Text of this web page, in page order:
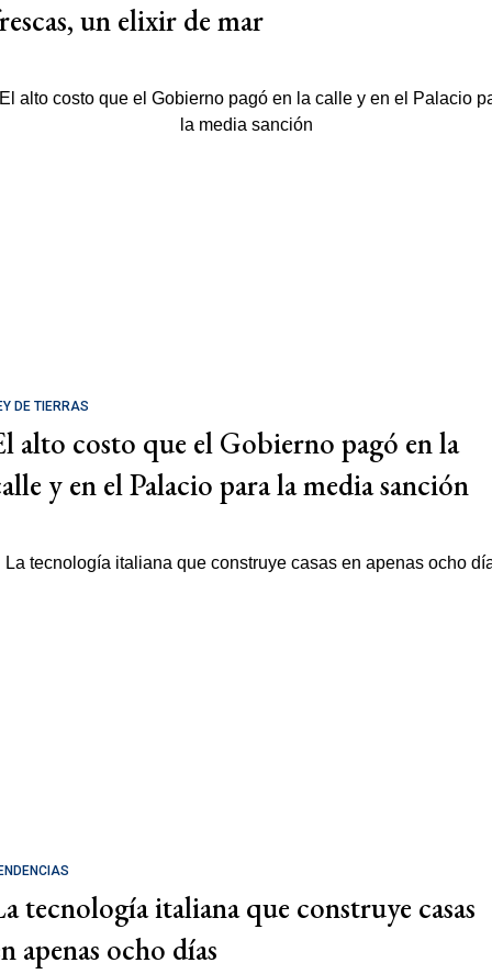
un elixir de mar
DE TIERRAS
alto costo que el Gobierno pagó en la
y en el Palacio para la media sanción
tecnología italiana que construye casas
apenas ocho días